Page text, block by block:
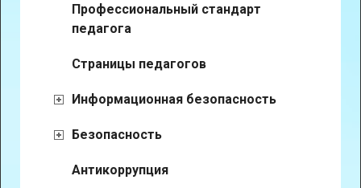
Профессиональный стандарт
педагога
Страницы педагогов
Информационная безопасность
Безопасность
Антикоррупция